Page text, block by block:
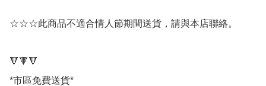
☆☆☆此商品不適合情人節期間送貨，請與本店聯絡。
🔻🔻🔻
*市區免費送貨*